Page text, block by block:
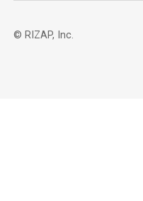
© RIZAP, Inc.